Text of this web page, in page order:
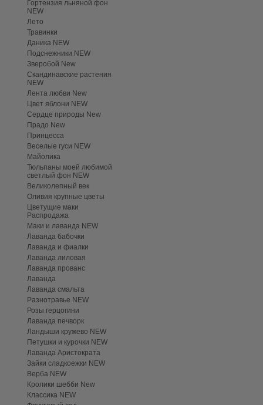
Гортензия льняной фон
NEW
Лето
Травинки
Даника NEW
Подснежники NEW
Зверобой New
Скандинавские растения
NEW
Лента любви New
Цвет яблони NEW
Сердце природы New
Прадо New
Принцесса
Веселые гуси NEW
Майолика
Тюльпаны моей любимой
светлый фон NEW
Великолепный век
Оливия крупные цветы
Цветущие маки
Распродажа
Маки и лаванда NEW
Лаванда бабочки
Лаванда и фиалки
Лаванда лиловая
Лаванда прованс
Лаванда
Лаванда смальта
Разнотравье NEW
Розы герцогини
Лаванда печворк
Ландыши кружево NEW
Петушки и курочки NEW
Лаванда Аристократа
Зайки сладкоежки NEW
Верба NEW
Кролики шебби New
Классика NEW